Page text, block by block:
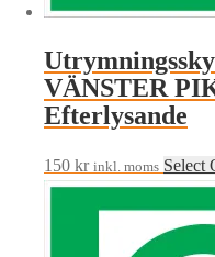
VÄNSTER
Efterlysande
150 kr inkl. moms Select